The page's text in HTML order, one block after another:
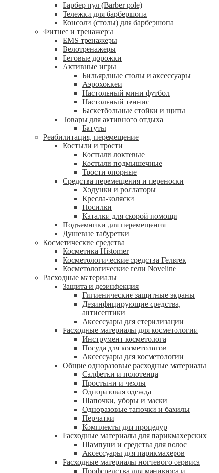
Барбер пул (Barber pole)
Тележки для барбершопа
Консоли (столы) для барбершопа
Фитнес и тренажеры
EMS тренажеры
Велотренажеры
Беговые дорожки
Активные игры
Бильярдные столы и аксессуары
Аэрохоккей
Настольный мини футбол
Настольный теннис
Баскетбольные стойки и щиты
Товары для активного отдыха
Батуты
Реабилитация, перемещение
Костыли и трости
Костыли локтевые
Костыли подмышечные
Трости опорные
Средства перемещения и переноски
Ходунки и роллаторы
Кресла-коляски
Носилки
Каталки для скорой помощи
Подъемники для перемещения
Душевые табуретки
Косметические средства
Косметика Histomer
Косметологические средства Гельтек
Косметологические гели Noveline
Расходные материалы
Защита и дезинфекция
Гигиенические защитные экраны
Дезинфицирующие средства,
антисептики
Аксессуары для стерилизации
Расходные материалы для косметологии
Инструмент косметолога
Посуда для косметологов
Аксессуары для косметологии
Общие одноразовые расходные материалы
Салфетки и полотенца
Простыни и чехлы
Одноразовая одежда
Шапочки, уборы и маски
Одноразовые тапочки и бахилы
Перчатки
Комплекты для процедур
Расходные материалы для парикмахерских
Шампуни и средства для волос
Аксессуары для парикмахеров
Расходные материалы ногтевого сервиса
Профсредства для маникюра и